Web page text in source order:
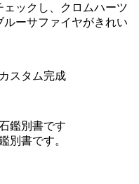
ックし、クロムハーツ
ーサファイヤがきれい
スタム完成
別書です。